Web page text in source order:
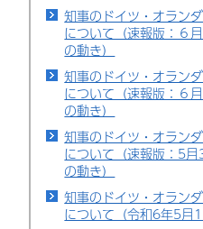
知事のドイツ・オラン
について（速報版：６
の動き）
知事のドイツ・オラン
について（速報版：６
の動き）
知事のドイツ・オラン
について（速報版：5
の動き）
知事のドイツ・オラン
について（令和6年5月1